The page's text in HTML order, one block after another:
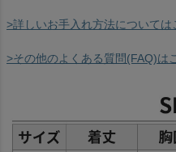
>詳しいお手入れ方法については
>その他のよくある質問(FAQ)は